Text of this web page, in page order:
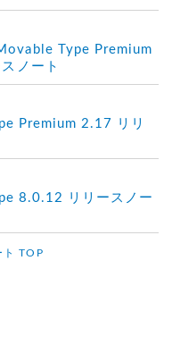
Type Premium
ノート
Premium 2.17 リリ
8.0.12 リリースノー
ト TOP